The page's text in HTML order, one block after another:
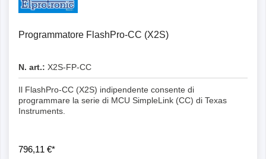
Programmatore FlashPro-CC (X2S)
N. art.: X2S-FP-CC
Il FlashPro-CC (X2S) indipendente consente di
programmare la serie di MCU SimpleLink (CC) di Texas
Instruments.
796,11 €*